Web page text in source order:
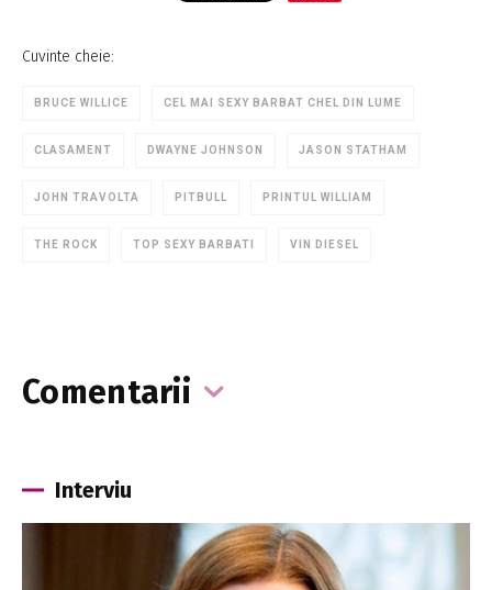
Cuvinte cheie:
BRUCE WILLICE CEL MAI SEXY BARBAT CHEL DIN LUME
CLASAMENT DWAYNE JOHNSON JASON STATHAM
JOHN TRAVOLTA PITBULL PRINTUL WILLIAM
THE ROCK TOP SEXY BARBATI VIN DIESEL
Comentarii
Interviu